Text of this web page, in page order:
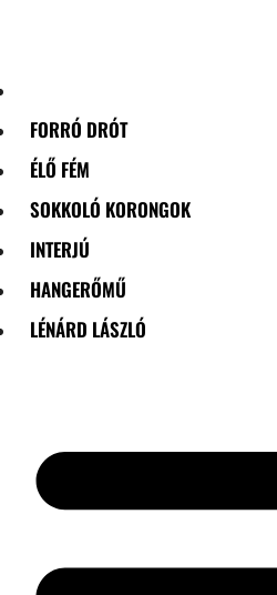
FORRÓ DRÓT
ÉLŐ FÉM
SOKKOLÓ KORONGOK
INTERJÚ
HANGERŐMŰ
LÉNÁRD LÁSZLÓ